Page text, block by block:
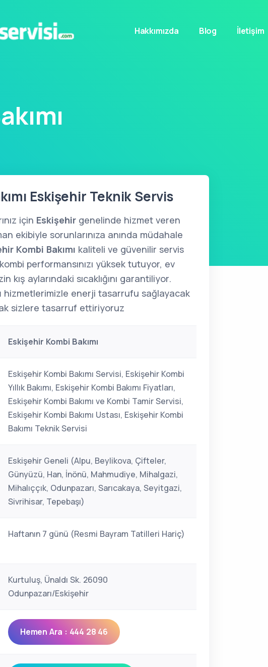
Hakkımızda Blog İletişim
Eskişehir Teknik Servis
için Eskişehir genelinde hizmet veren
ekibiyle sorunlarınıza anında müdahale
Kombi Bakımı kaliteli ve güvenilir servis
performansınızı yüksek tutuyor, ev
kış aylarındaki sıcaklığını garantiliyor.
hizmetlerimizle enerji tasarrufu sağlayacak
sizlere tasarruf ettiriyoruz
Eskişehir Kombi Bakımı
Eskişehir Kombi Bakımı Servisi, Eskişehir Kombi
Yıllık Bakımı, Eskişehir Kombi Bakımı Fiyatları,
Eskişehir Kombi Bakımı ve Kombi Tamir Servisi,
Eskişehir Kombi Bakımı Ustası, Eskişehir Kombi
Bakımı Teknik Servisi
Eskişehir Geneli (Alpu, Beylikova, Çifteler,
Günyüzü, Han, İnönü, Mahmudiye, Mihalgazi,
Mihalıççık, Odunpazarı, Sarıcakaya, Seyitgazi,
Sivrihisar, Tepebaşı)
Haftanın 7 günü (Resmi Bayram Tatilleri Hariç)
Kurtuluş, Ünaldı Sk. 26090
Odunpazarı/Eskişehir
Hemen Ara : 444 28 46